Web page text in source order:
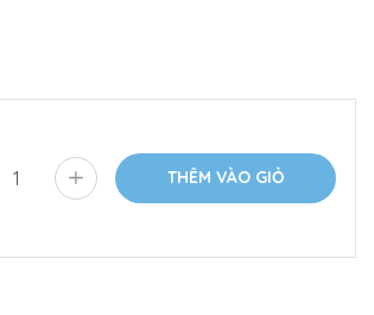
THÊM VÀO GIỎ